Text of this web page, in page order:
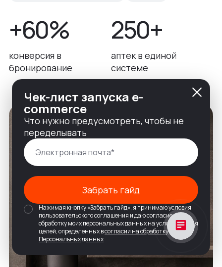
+60%
конверсия в
бронирование
250+
аптек в единой
системе
Чек-лист запуска e-
commerce
Что нужно предусмотреть, чтобы не
переделывать
Забрать гайд
Нажимая кнопку «Забрать гайд», я принимаю условия
пользовательского соглашения и даю согласие на
обработку моих персональных данных на условиях и для
целей, определенных всогласии на обработку
Персональных данных